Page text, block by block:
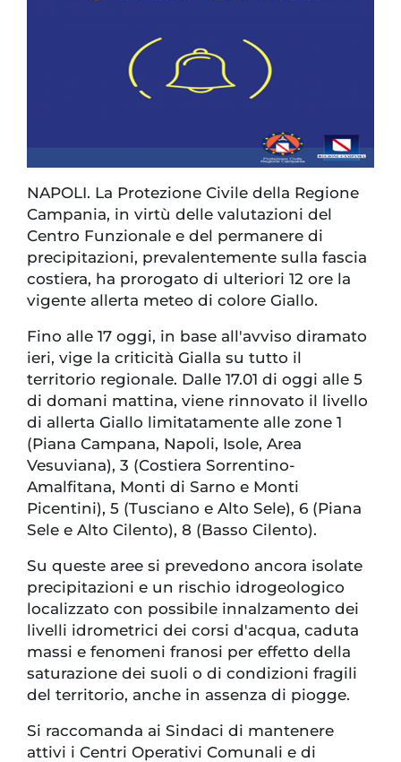
NAPOLI. La Protezione Civile della Regione
Campania, in virtù delle valutazioni del
Centro Funzionale e del permanere di
precipitazioni, prevalentemente sulla fascia
costiera, ha prorogato di ulteriori 12 ore la
vigente allerta meteo di colore Giallo.
Fino alle 17 oggi, in base all'avviso diramato
ieri, vige la criticità Gialla su tutto il
territorio regionale. Dalle 17.01 di oggi alle 5
di domani mattina, viene rinnovato il livello
di allerta Giallo limitatamente alle zone 1
(Piana Campana, Napoli, Isole, Area
Vesuviana), 3 (Costiera Sorrentino-
Amalfitana, Monti di Sarno e Monti
Picentini), 5 (Tusciano e Alto Sele), 6 (Piana
Sele e Alto Cilento), 8 (Basso Cilento).
Su queste aree si prevedono ancora isolate
precipitazioni e un rischio idrogeologico
localizzato con possibile innalzamento dei
livelli idrometrici dei corsi d'acqua, caduta
massi e fenomeni franosi per effetto della
saturazione dei suoli o di condizioni fragili
del territorio, anche in assenza di piogge.
Si raccomanda ai Sindaci di mantenere
attivi i Centri Operativi Comunali e di